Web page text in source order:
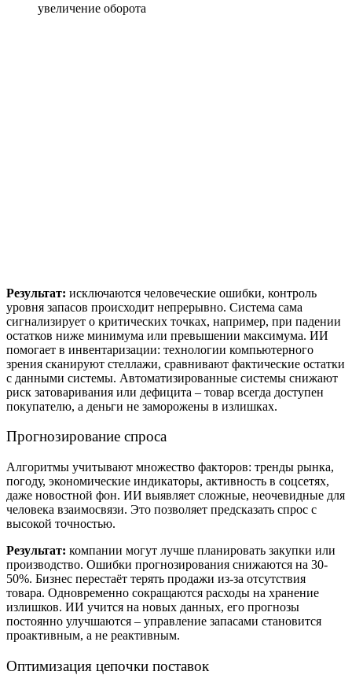
увеличение оборота
Результат: исключаются человеческие ошибки, контроль
уровня запасов происходит непрерывно. Система сама
сигнализирует о критических точках, например, при падении
остатков ниже минимума или превышении максимума. ИИ
помогает в инвентаризации: технологии компьютерного
зрения сканируют стеллажи, сравнивают фактические остатки
с данными системы. Автоматизированные системы снижают
риск затоваривания или дефицита – товар всегда доступен
покупателю, а деньги не заморожены в излишках.
Прогнозирование спроса
Алгоритмы учитывают множество факторов: тренды рынка,
погоду, экономические индикаторы, активность в соцсетях,
даже новостной фон. ИИ выявляет сложные, неочевидные для
человека взаимосвязи. Это позволяет предсказать спрос с
высокой точностью.
Результат: компании могут лучше планировать закупки или
производство. Ошибки прогнозирования снижаются на 30-
50%. Бизнес перестаёт терять продажи из-за отсутствия
товара. Одновременно сокращаются расходы на хранение
излишков. ИИ учится на новых данных, его прогнозы
постоянно улучшаются – управление запасами становится
проактивным, а не реактивным.
Оптимизация цепочки поставок